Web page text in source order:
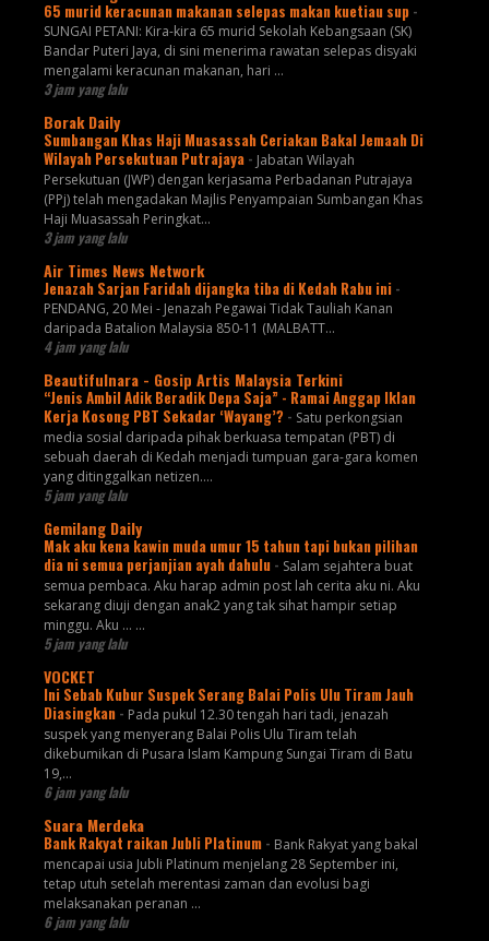
65 murid keracunan makanan selepas makan kuetiau sup -
SUNGAI PETANI: Kira-kira 65 murid Sekolah Kebangsaan (SK)
Bandar Puteri Jaya, di sini menerima rawatan selepas disyaki
mengalami keracunan makanan, hari ...
3 jam yang lalu
Borak Daily
Sumbangan Khas Haji Muasassah Ceriakan Bakal Jemaah Di
Wilayah Persekutuan Putrajaya - Jabatan Wilayah
Persekutuan (JWP) dengan kerjasama Perbadanan Putrajaya
(PPj) telah mengadakan Majlis Penyampaian Sumbangan Khas
Haji Muasassah Peringkat...
3 jam yang lalu
Air Times News Network
Jenazah Sarjan Faridah dijangka tiba di Kedah Rabu ini -
PENDANG, 20 Mei - Jenazah Pegawai Tidak Tauliah Kanan
daripada Batalion Malaysia 850-11 (MALBATT…
4 jam yang lalu
Beautifulnara - Gosip Artis Malaysia Terkini
“Jenis Ambil Adik Beradik Depa Saja” - Ramai Anggap Iklan
Kerja Kosong PBT Sekadar ‘Wayang’? - Satu perkongsian
media sosial daripada pihak berkuasa tempatan (PBT) di
sebuah daerah di Kedah menjadi tumpuan gara-gara komen
yang ditinggalkan netizen....
5 jam yang lalu
Gemilang Daily
Mak aku kena kawin muda umur 15 tahun tapi bukan pilihan
dia ni semua perjanjian ayah dahulu - Salam sejahtera buat
semua pembaca. Aku harap admin post lah cerita aku ni. Aku
sekarang diuji dengan anak2 yang tak sihat hampir setiap
minggu. Aku ... ...
5 jam yang lalu
VOCKET
Ini Sebab Kubur Suspek Serang Balai Polis Ulu Tiram Jauh
Diasingkan - Pada pukul 12.30 tengah hari tadi, jenazah
suspek yang menyerang Balai Polis Ulu Tiram telah
dikebumikan di Pusara Islam Kampung Sungai Tiram di Batu
19,...
6 jam yang lalu
Suara Merdeka
Bank Rakyat raikan Jubli Platinum - Bank Rakyat yang bakal
mencapai usia Jubli Platinum menjelang 28 September ini,
tetap utuh setelah merentasi zaman dan evolusi bagi
melaksanakan peranan ...
6 jam yang lalu